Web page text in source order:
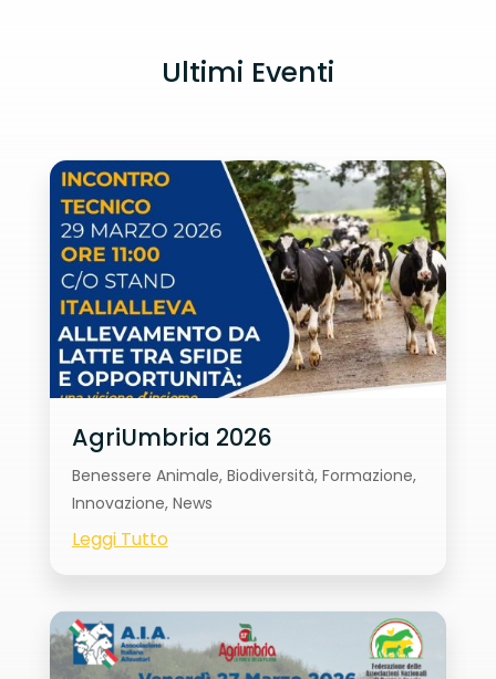
Ultimi Eventi
AgriUmbria 2026
Benessere Animale, Biodiversità, Formazione,
Innovazione, News
Leggi Tutto